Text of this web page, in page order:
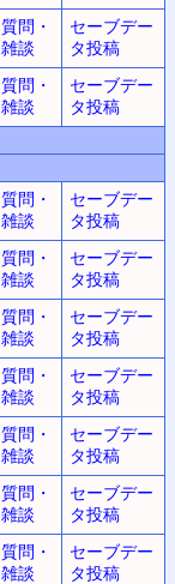
質問・
雑談
セーブデー
タ投稿
質問・
雑談
セーブデー
タ投稿
質問・
雑談
セーブデー
タ投稿
質問・
雑談
セーブデー
タ投稿
質問・
雑談
セーブデー
タ投稿
質問・
雑談
セーブデー
タ投稿
質問・
雑談
セーブデー
タ投稿
質問・
雑談
セーブデー
タ投稿
質問・
雑談
セーブデー
タ投稿